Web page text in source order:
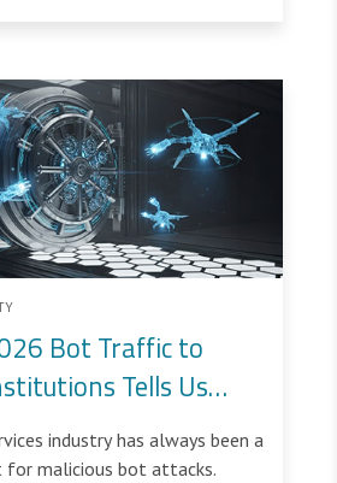
Bot Traffic to
Tells Us
Threat Landscape
industry has always been a
for malicious bot attacks.